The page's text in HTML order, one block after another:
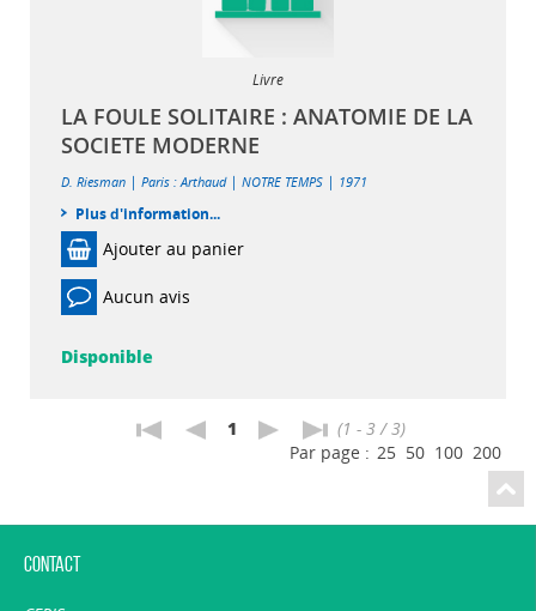
Livre
LA FOULE SOLITAIRE : ANATOMIE DE LA
SOCIETE MODERNE
D. Riesman | Paris : Arthaud| NOTRE TEMPS | 1971
Plus d'information...
Ajouter au panier
Aucun avis
Disponible
1
(1 - 3 / 3)
Par page : 25 50 100 200
Contact